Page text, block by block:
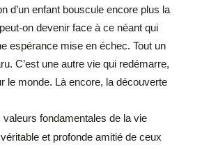
d’un enfant bouscule encore plus la
on devenir face à ce néant qui
espérance mise en échec. Tout un
C’est une autre vie qui redémarre,
le monde. Là encore, la découverte
fondamentales de la vie
et profonde amitié de ceux